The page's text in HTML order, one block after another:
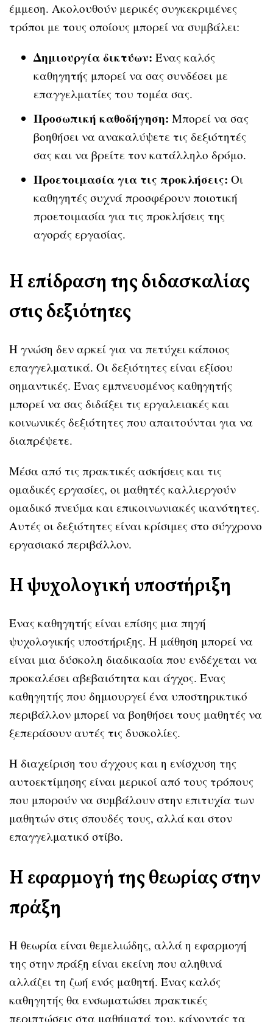
έμμεση. Ακολουθούν μερικές συγκεκριμένες
τρόποι με τους οποίους μπορεί να συμβάλει:
Δημιουργία δικτύων: Ένας καλός
καθηγητής μπορεί να σας συνδέσει με
επαγγελματίες του τομέα σας.
Προσωπική καθοδήγηση: Μπορεί να σας
βοηθήσει να ανακαλύψετε τις δεξιότητές
σας και να βρείτε τον κατάλληλο δρόμο.
Προετοιμασία για τις προκλήσεις: Οι
καθηγητές συχνά προσφέρουν ποιοτική
προετοιμασία για τις προκλήσεις της
αγοράς εργασίας.
Η επίδραση της διδασκαλίας
στις δεξιότητες
Η γνώση δεν αρκεί για να πετύχει κάποιος
επαγγελματικά. Οι δεξιότητες είναι εξίσου
σημαντικές. Ένας εμπνευσμένος καθηγητής
μπορεί να σας διδάξει τις εργαλειακές και
κοινωνικές δεξιότητες που απαιτούνται για να
διαπρέψετε.
Μέσα από τις πρακτικές ασκήσεις και τις
ομαδικές εργασίες, οι μαθητές καλλιεργούν
ομαδικό πνεύμα και επικοινωνιακές ικανότητες.
Αυτές οι δεξιότητες είναι κρίσιμες στο σύγχρονο
εργασιακό περιβάλλον.
Η ψυχολογική υποστήριξη
Ένας καθηγητής είναι επίσης μια πηγή
ψυχολογικής υποστήριξης. Η μάθηση μπορεί να
είναι μια δύσκολη διαδικασία που ενδέχεται να
προκαλέσει αβεβαιότητα και άγχος. Ένας
καθηγητής που δημιουργεί ένα υποστηρικτικό
περιβάλλον μπορεί να βοηθήσει τους μαθητές να
ξεπεράσουν αυτές τις δυσκολίες.
Η διαχείριση του άγχους και η ενίσχυση της
αυτοεκτίμησης είναι μερικοί από τους τρόπους
που μπορούν να συμβάλουν στην επιτυχία των
μαθητών στις σπουδές τους, αλλά και στον
επαγγελματικό στίβο.
Η εφαρμογή της θεωρίας στην
πράξη
Η θεωρία είναι θεμελιώδης, αλλά η εφαρμογή
της στην πράξη είναι εκείνη που αληθινά
αλλάζει τη ζωή ενός μαθητή. Ένας καλός
καθηγητής θα ενσωματώσει πρακτικές
περιπτώσεις στα μαθήματά του, κάνοντάς τα